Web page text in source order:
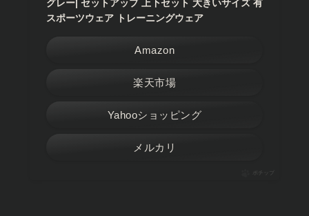
グレー| セットアップ 上下セット 大きいサイズ 有
スポーツウェア トレーニングウェア
Amazon
楽天市場
Yahooショッピング
メルカリ
ポチップ